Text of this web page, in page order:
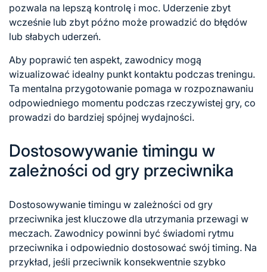
pozwala na lepszą kontrolę i moc. Uderzenie zbyt
wcześnie lub zbyt późno może prowadzić do błędów
lub słabych uderzeń.
Aby poprawić ten aspekt, zawodnicy mogą
wizualizować idealny punkt kontaktu podczas treningu.
Ta mentalna przygotowanie pomaga w rozpoznawaniu
odpowiedniego momentu podczas rzeczywistej gry, co
prowadzi do bardziej spójnej wydajności.
Dostosowywanie timingu w
zależności od gry przeciwnika
Dostosowywanie timingu w zależności od gry
przeciwnika jest kluczowe dla utrzymania przewagi w
meczach. Zawodnicy powinni być świadomi rytmu
przeciwnika i odpowiednio dostosować swój timing. Na
przykład, jeśli przeciwnik konsekwentnie szybko